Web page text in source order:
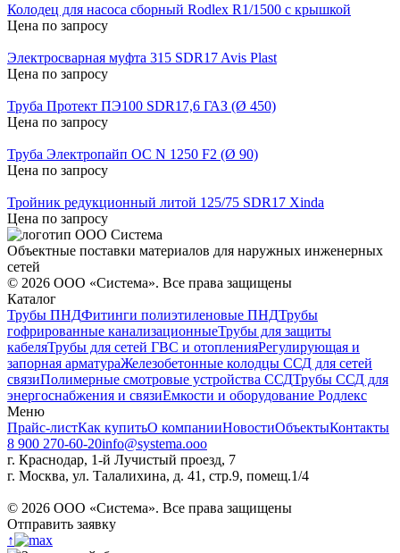
Колодец для насоса сборный Rodlex R1/1500 с крышкой
Цена по запросу
Электросварная муфта 315 SDR17 Avis Plast
Цена по запросу
Труба Протект ПЭ100 SDR17,6 ГАЗ (Ø 450)
Цена по запросу
Труба Электропайп ОС N 1250 F2 (Ø 90)
Цена по запросу
Тройник редукционный литой 125/75 SDR17 Xinda
Цена по запросу
Объектные поставки материалов для наружных инженерных
сетей
© 2026 ООО «Система». Все права защищены
Каталог
Трубы ПНДФитинги полиэтиленовые ПНДТрубы
гофрированные канализационныеТрубы для защиты
кабеляТрубы для сетей ГВС и отопленияРегулирующая и
запорная арматураЖелезобетонные колодцы ССД для сетей
связиПолимерные смотровые устройства ССДТрубы ССД для
энергоснабжения и связиЕмкости и оборудование Родлекс
Меню
Прайс-листКак купитьО компанииНовостиОбъектыКонтакты
8 900 270-60-20info@systema.ooo
г. Краснодар, 1-й Лучистый проезд, 7
г. Москва, ул. Талалихина, д. 41, стр.9, помещ.1/4
© 2026 ООО «Система». Все права защищены
Отправить заявку
↑